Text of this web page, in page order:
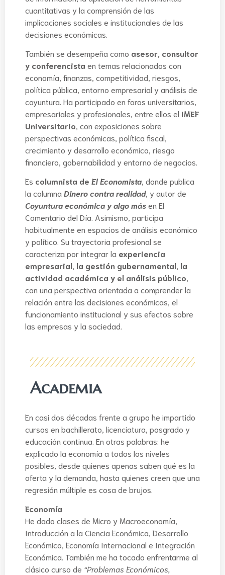
cuantitativas y la comprensión de las
implicaciones sociales e institucionales de las
decisiones económicas.
También se desempeña como asesor, consultor
y conferencista en temas relacionados con
economía, finanzas, competitividad, riesgos,
política pública, entorno empresarial y análisis de
coyuntura. Ha participado en foros universitarios,
empresariales y profesionales, entre ellos el IMEF
Universitario , con exposiciones sobre
perspectivas económicas, política fiscal,
crecimiento y desarrollo económico, riesgo
financiero, gobernabilidad y entorno de negocios.
Es columnista de El Economista, donde publica
la columnaDinero contra realidad, y autor de
Coyuntura económica y algo másen El
Comentario del Día. Asimismo, participa
habitualmente en espacios de análisis económico
y político. Su trayectoria profesional se
caracteriza por integrar la experiencia
empresarial, la gestión gubernamental, la
actividad académica y el análisis público,
con una perspectiva orientada a comprender la
relación entre las decisiones económicas, el
funcionamiento institucional y sus efectos sobre
las empresas y la sociedad.
Academia
En casi dos décadas frente a grupo he impartido
cursos en bachillerato, licenciatura, posgrado y
educación continua. En otras palabras: he
explicado la economía a todos los niveles
posibles, desde quienes apenas saben qué es la
oferta y la demanda, hasta quienes creen que una
regresión múltiple es cosa de brujos.
Economía
He dado clases de Micro y Macroeconomía,
Introducción a la Ciencia Económica, Desarrollo
Económico, Economía Internacional e Integración
Económica. También me ha tocado enfrentarme al
clásico curso de “Problemas Económicos,